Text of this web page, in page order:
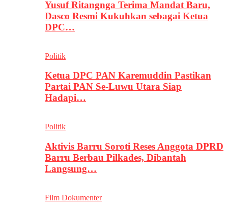
Yusuf Ritangnga Terima Mandat Baru,
Dasco Resmi Kukuhkan sebagai Ketua
DPC…
Politik
Ketua DPC PAN Karemuddin Pastikan
Partai PAN Se-Luwu Utara Siap
Hadapi…
Politik
Aktivis Barru Soroti Reses Anggota DPRD
Barru Berbau Pilkades, Dibantah
Langsung…
Film Dokumenter